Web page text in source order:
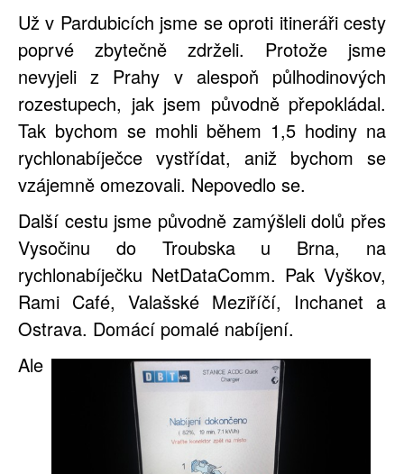
Už v Pardubicích jsme se oproti itineráři cesty
poprvé zbytečně zdrželi. Protože jsme
nevyjeli z Prahy v alespoň půlhodinových
rozestupech, jak jsem původně přepokládal.
Tak bychom se mohli během 1,5 hodiny na
rychlonabíječce vystřídat, aniž bychom se
vzájemně omezovali. Nepovedlo se.
Další cestu jsme původně zamýšleli dolů přes
Vysočinu do Troubska u Brna, na
rychlonabíječku NetDataComm. Pak Vyškov,
Rami Café, Valašské Meziříčí, Inchanet a
Ostrava. Domácí pomalé nabíjení.
Ale